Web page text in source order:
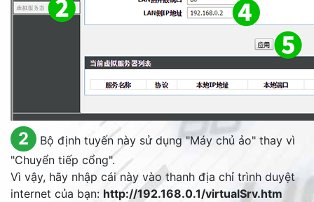
2
Bộ định tuyến này sử dụng "Máy chủ ảo" thay vì
"Chuyển tiếp cổng".
Vì vậy, hãy nhập cái này vào thanh địa chỉ trình duyệt
internet của bạn: http://192.168.0.1/virtualSrv.htm